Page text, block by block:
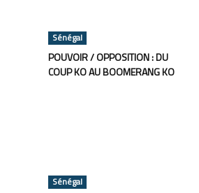
Sénégal
POUVOIR / OPPOSITION : DU
COUP KO AU BOOMERANG KO
Sénégal